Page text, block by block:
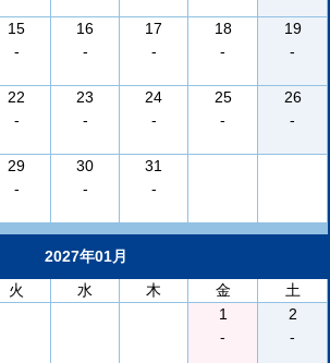
15
-
16
-
17
-
18
-
19
-
22
-
23
-
24
-
25
-
26
-
29
-
30
-
31
-
2027年01月
火 水 木 金
土
1
-
2
-